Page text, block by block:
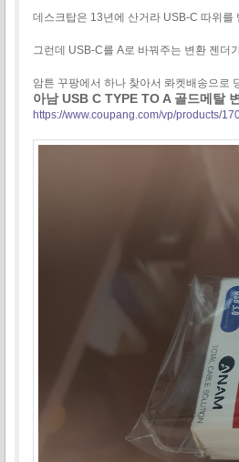
데스크탑은 13년에 산거라 USB-C 따위를
그런데 USB-C를 A로 바꿔주는 변환 젠더
암튼 꾸팡에서 하나 찾아서 롸켓배송으로
아남 USB C TYPE TO A 골드메탈
https://www.coupang.com/vp/products/